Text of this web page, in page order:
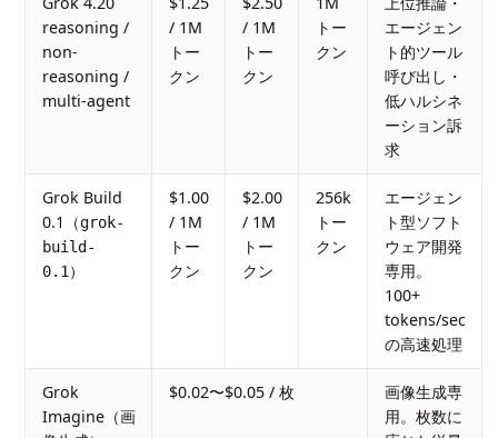
reasoning /
non-
reasoning /
multi-agent
/ 1M
トー
クン
/ 1M
トー
クン
トー
クン
エージェン
ト的ツール
呼び出し・
低ハルシネ
ーション訴
求
Grok Build
0.1（grok-
build-
0.1 ）
$1.00
/ 1M
トー
クン
$2.00
/ 1M
トー
クン
256k
トー
クン
エージェン
ト型ソフト
ウェア開発
専用。
100+
tokens/sec
の高速処理
Grok
Imagine（画
$0.02〜$0.05 / 枚
画像生成専
用。枚数に